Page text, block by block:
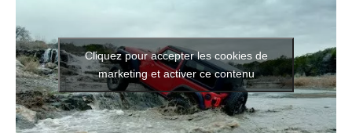
Cliquez pour accepter les cookies de
marketing et activer ce contenu